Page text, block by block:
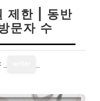
제한 | 동반
문자 수